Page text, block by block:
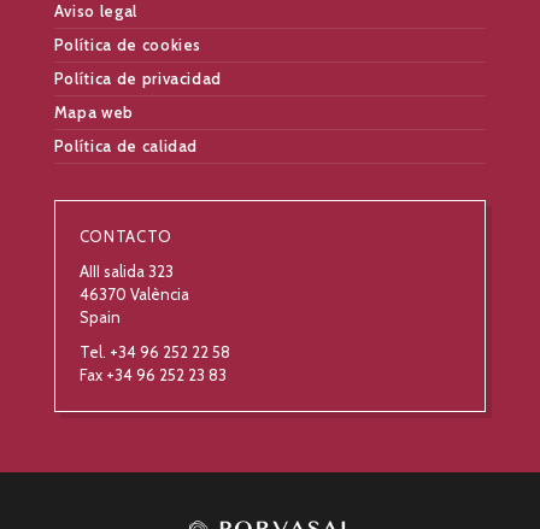
Aviso legal
Política de cookies
Política de privacidad
Mapa web
Política de calidad
CONTACTO
AIII salida 323
46370 València
Spain
Tel. +34 96 252 22 58
Fax +34 96 252 23 83